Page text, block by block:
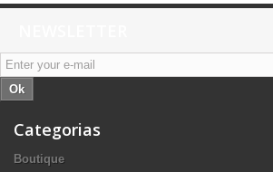
Ok
Categorias
Boutique